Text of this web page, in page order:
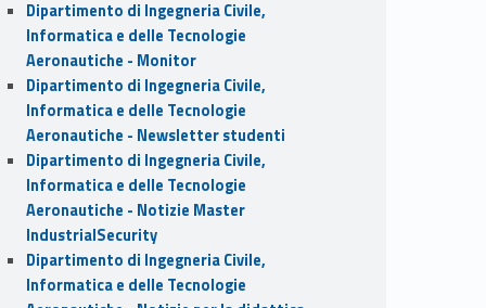
Dipartimento di Ingegneria Civile,
Informatica e delle Tecnologie
Aeronautiche - Monitor
Dipartimento di Ingegneria Civile,
Informatica e delle Tecnologie
Aeronautiche - Newsletter studenti
Dipartimento di Ingegneria Civile,
Informatica e delle Tecnologie
Aeronautiche - Notizie Master
IndustrialSecurity
Dipartimento di Ingegneria Civile,
Informatica e delle Tecnologie